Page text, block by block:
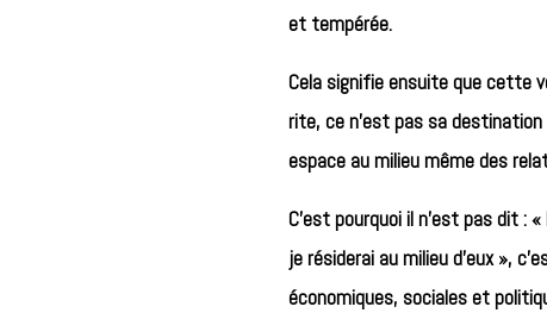
et tempérée.
Cela signifie ensuite que cette
rite, ce n’est pas sa
espace au milieu même des
C’est pourquoi il n’est pas dit
je résiderai au milieu d’eux »,
économiques, sociales et